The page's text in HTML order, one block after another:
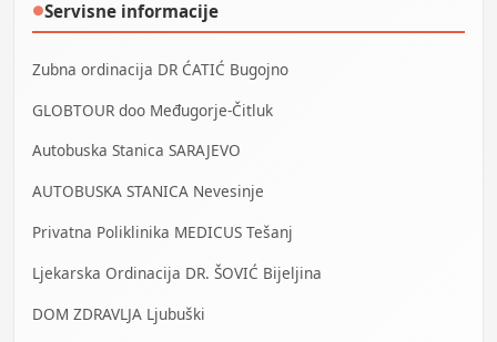
●Servisne informacije
Zubna ordinacija DR ĆATIĆ Bugojno
GLOBTOUR doo Međugorje-Čitluk
Autobuska Stanica SARAJEVO
AUTOBUSKA STANICA Nevesinje
Privatna Poliklinika MEDICUS Tešanj
Ljekarska Ordinacija DR. ŠOVIĆ Bijeljina
DOM ZDRAVLJA Ljubuški